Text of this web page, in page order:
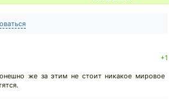
+1
же за этим не стоит никакое мировое